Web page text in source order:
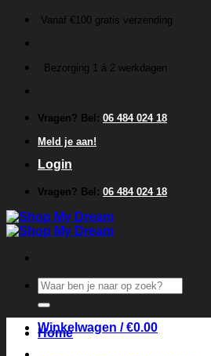
inhoud
Vanaf €100 gratis verzending
Bezorging 1 á 2 werkdagen
Vragen? Bel: 06 484 024 18
Meld je aan!
Login
Vragen? Bel: 06 484 024 18
Zoeken
naar:
Winkelwagen /€0.00
Home